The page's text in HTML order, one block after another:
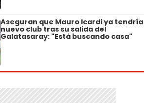
Aseguran que Mauro Icardi ya tendría
nuevo club tras su salida del
Galatasaray: "Está buscando casa"